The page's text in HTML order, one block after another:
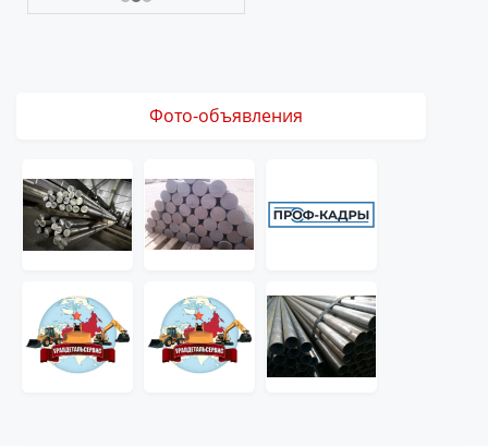
Фото-объявления